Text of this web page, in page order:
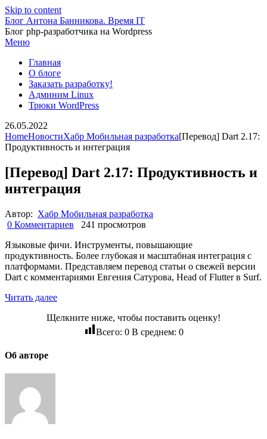
Skip to content
Блог Антона Банникова. Время IT
Блог php-разработчика на Wordpress
Меню
Главная
О блоге
Заказать разработку!
Админим Linux
Трюки WordPress
26.05.2022
HomeНовостиХабр Мобильная разработка[Перевод] Dart 2.17:
Продуктивность и интеграция
[Перевод] Dart 2.17: Продуктивность и
интеграция
Автор: Хабр Мобильная разработка
0 Комментариев
241 просмотров
Языковые фичи. Инструменты, повышающие
продуктивность. Более глубокая и масштабная интеграция с
платформами. Представляем перевод статьи о свежей версии
Dart с комментариями Евгения Сатурова, Head of Flutter в Surf.
Читать далее
Щелкните ниже, чтобы поставить оценку!
Всего: 0В среднем: 0
Об авторе